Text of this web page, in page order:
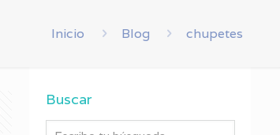
Inicio Blog chupetes
Buscar